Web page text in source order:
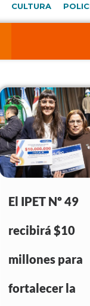
CULTURA
El IPET Nº 49
recibirá $10
millones para
fortalecer la